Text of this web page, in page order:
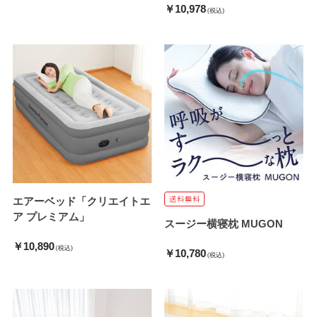
￥10,978 (税込)
エアーベッド「クリエイトエ
ア プレミアム」
￥10,890 (税込)
スージー横寝枕 MUGON
￥10,780 (税込)